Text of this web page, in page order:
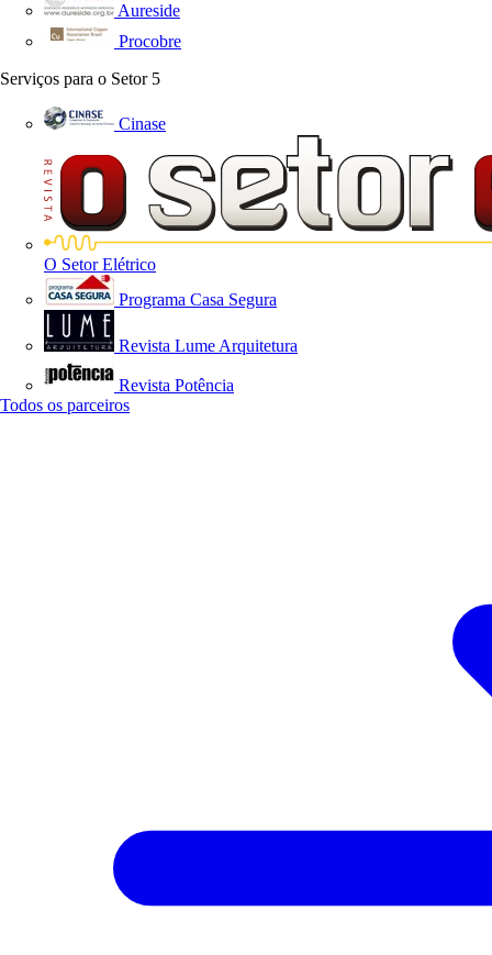
Aureside
Procobre
Serviços para o Setor 5
Cinase
O Setor Elétrico
Programa Casa Segura
Revista Lume Arquitetura
Revista Potência
Todos os parceiros